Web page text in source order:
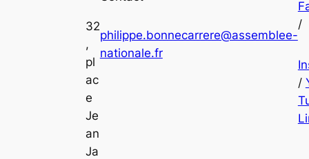
32
,
pl
ac
e
Je
an
Ja
philippe.bonnecarrere@assemblee-
nationale.fr
/
/